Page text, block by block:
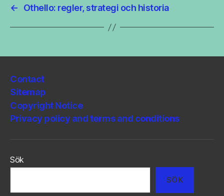
← Othello: regler, strategi och historia
Contact
Sitemap
Copyright Notice
Privacy policy and terms and conditions
Sök
SÖK